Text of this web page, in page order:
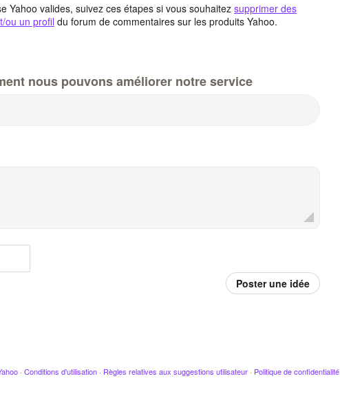
Yahoo valides, suivez ces étapes si vous souhaitez supprimer des
ou un profil du forum de commentaires sur les produits Yahoo.
nous pouvons améliorer notre service
Poster une idée
· Conditions d'utilisation · Règles relatives aux suggestions utilisateur · Politique de confidentialité